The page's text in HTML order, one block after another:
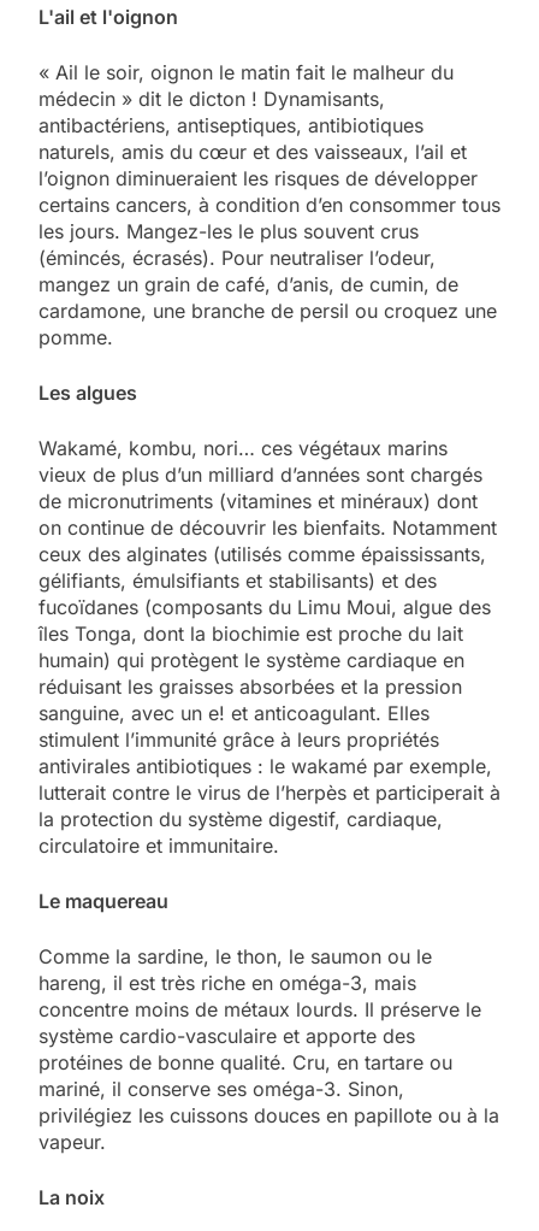
L'ail et l'oignon
« Ail le soir, oignon le matin fait le malheur du
médecin » dit le dicton ! Dynamisants,
antibactériens, antiseptiques, antibiotiques
naturels, amis du cœur et des vaisseaux, l’ail et
l’oignon diminueraient les risques de développer
certains cancers, à condition d’en consommer tous
les jours. Mangez-les le plus souvent crus
(émincés, écrasés). Pour neutraliser l’odeur,
mangez un grain de café, d’anis, de cumin, de
cardamone, une branche de persil ou croquez une
pomme.
Les algues
Wakamé, kombu, nori… ces végétaux marins
vieux de plus d’un milliard d’années sont chargés
de micronutriments (vitamines et minéraux) dont
on continue de découvrir les bienfaits. Notamment
ceux des alginates (utilisés comme épaississants,
gélifiants, émulsifiants et stabilisants) et des
fucoïdanes (composants du Limu Moui, algue des
îles Tonga, dont la biochimie est proche du lait
humain) qui protègent le système cardiaque en
réduisant les graisses absorbées et la pression
sanguine, avec un e! et anticoagulant. Elles
stimulent l’immunité grâce à leurs propriétés
antivirales antibiotiques : le wakamé par exemple,
lutterait contre le virus de l’herpès et participerait à
la protection du système digestif, cardiaque,
circulatoire et immunitaire.
Le maquereau
Comme la sardine, le thon, le saumon ou le
hareng, il est très riche en oméga-3, mais
concentre moins de métaux lourds. Il préserve le
système cardio-vasculaire et apporte des
protéines de bonne qualité. Cru, en tartare ou
mariné, il conserve ses oméga-3. Sinon,
privilégiez les cuissons douces en papillote ou à la
vapeur.
La noix